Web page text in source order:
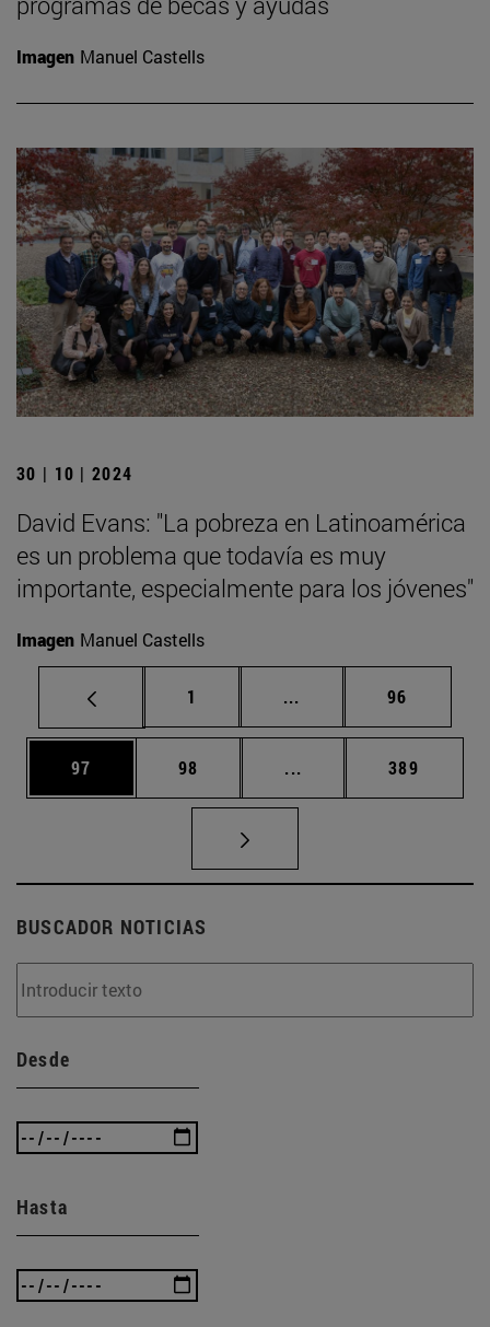
Imagen Manuel Castells
30 | 10 | 2024
David Evans: "La pobreza en Latinoamérica
es un problema que todavía es muy
importante, especialmente para los jóvenes"
Imagen Manuel Castells
Página
1 ... Páginas intermedias
Página
96
Página
97 Página
98 ... Páginas intermedias
Página
389
BUSCADOR NOTICIAS
Desde
Hasta